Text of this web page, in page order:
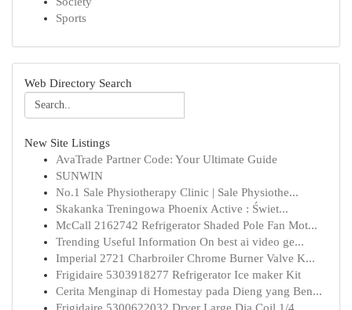
Sports
Web Directory Search
New Site Listings
AvaTrade Partner Code: Your Ultimate Guide
SUNWIN
No.1 Sale Physiotherapy Clinic | Sale Physiothe...
Skakanka Treningowa Phoenix Active : Świet...
McCall 2162742 Refrigerator Shaded Pole Fan Mot...
Trending Useful Information On best ai video ge...
Imperial 2721 Charbroiler Chrome Burner Valve K...
Frigidaire 5303918277 Refrigerator Ice maker Kit
Cerita Menginap di Homestay pada Dieng yang Ben...